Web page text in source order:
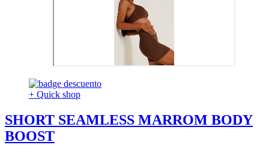
+ Quick shop
SHORT SEAMLESS MARROM BODY
BOOST